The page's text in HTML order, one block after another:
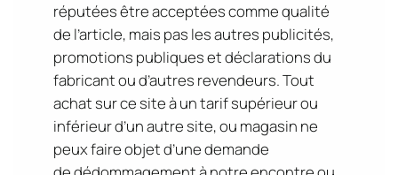
réputées être acceptées comme qualité
de l’article, mais pas les autres publicités,
promotions publiques et déclarations du
fabricant ou d’autres revendeurs. Tout
achat sur ce site à un tarif supérieur ou
inférieur d’un autre site, ou magasin ne
peux faire objet d’une demande